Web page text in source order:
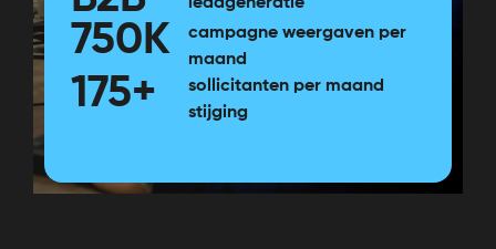
750K
campagne weergaven per
maand
175+
sollicitanten per maand
stijging